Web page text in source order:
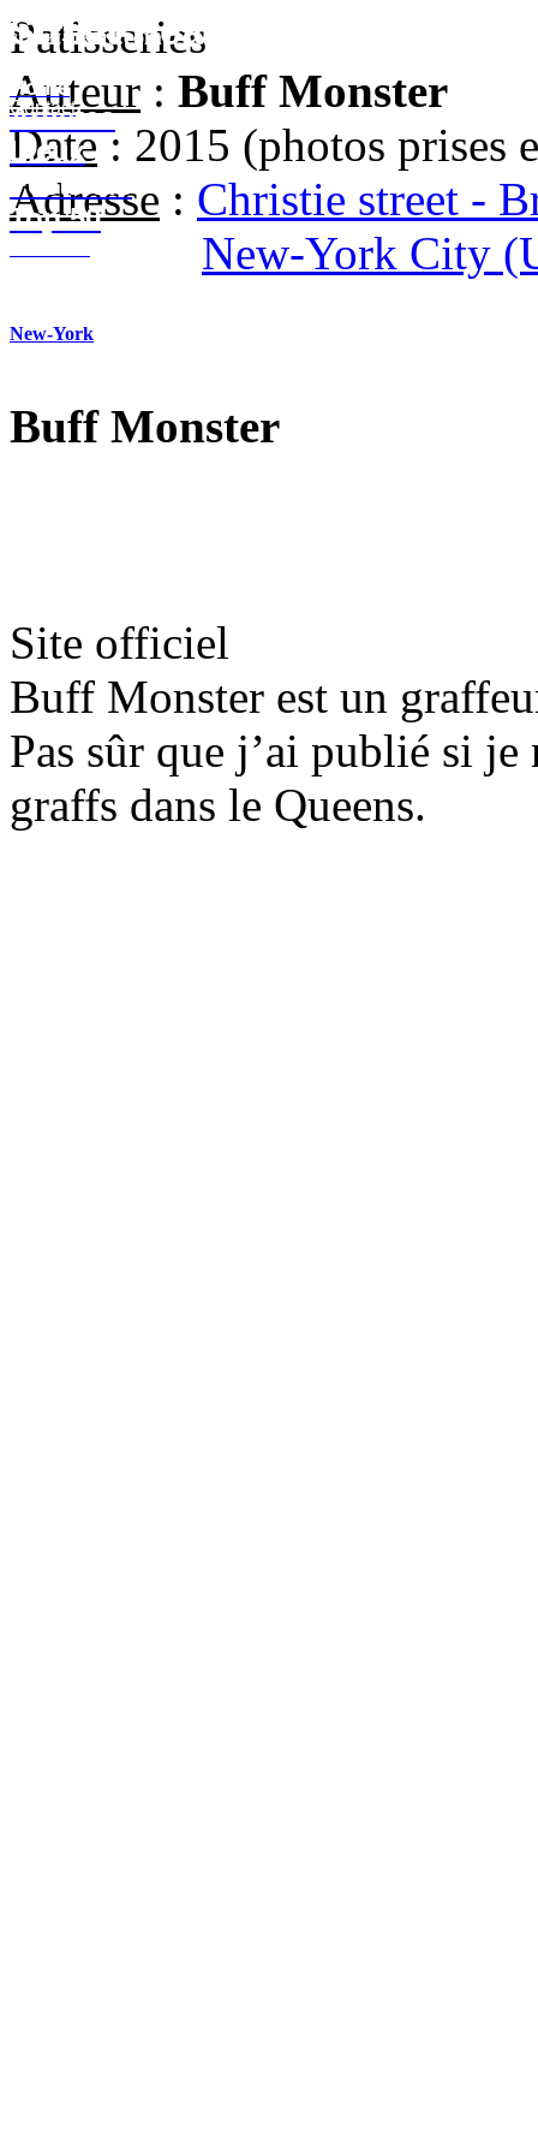
street-heart.com
Contact
Street-Heart
Home
Artistes
Lieux
Festivals
Top 50
Patisseries
Auteur : Buff Monster
Date: 2015 (photos prises
Adresse : Christie street -
New-York City
New-York
Buff Monster
Site officiel
Buff Monster est un
Pas sûr que j’ai publié si je
graffs dans le Queens.